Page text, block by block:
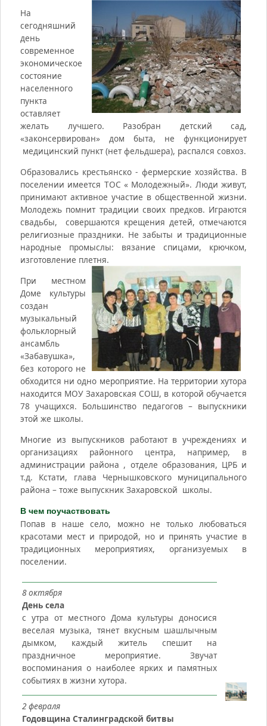
На
сегодняшний
день
современное
экономическое
состояние
населенного
пункта
оставляет
желать лучшего. Разобран детский сад,
«законсервирован» дом быта, не функционирует
медицинский пункт (нет фельдшера), распался совхоз.
Образовались крестьянско - фермерские хозяйства. В
поселении имеется ТОС « Молодежный». Люди живут,
принимают активное участие в общественной жизни.
Молодежь помнит традиции своих предков. Играются
свадьбы, совершаются крещения детей, отмечаются
религиозные праздники. Не забыты и традиционные
народные промыслы: вязание спицами, крючком,
изготовление плетня.
При местном
Доме культуры
создан
музыкальный
фольклорный
ансамбль
«Забавушка»,
без которого не
обходится ни одно мероприятие. На территории хутора
находится МОУ Захаровская СОШ, в которой обучается
78 учащихся. Большинство педагогов – выпускники
этой же школы.
Многие из выпускников работают в учреждениях и
организациях районного центра, например, в
администрации района , отделе образования, ЦРБ и
т.д. Кстати, глава Чернышковского муниципального
района – тоже выпускник Захаровской школы.
В чем поучаствовать
Попав в наше село, можно не только любоваться
красотами мест и природой, но и принять участие в
традиционных мероприятиях, организуемых в
поселении.
8 октября
День села
с утра от местного Дома культуры доносися
веселая музыка, тянет вкусным шашлычным
дымком, каждый житель спешит на
праздничное мероприятие. Звучат
воспоминания о наиболее ярких и памятных
событиях в жизни хутора.
2 февраля
Годовщина Сталинградской битвы